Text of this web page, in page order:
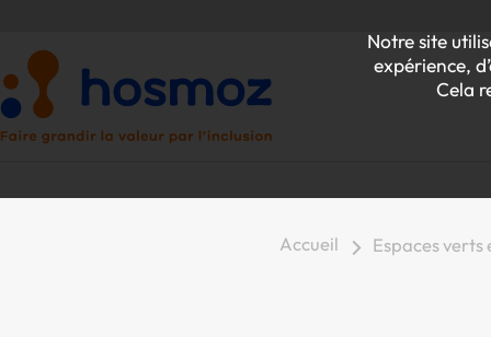
Notre site
expérience,
Cela
Accueil Espaces